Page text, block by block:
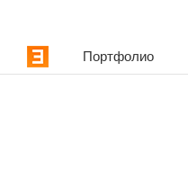
Портфолио